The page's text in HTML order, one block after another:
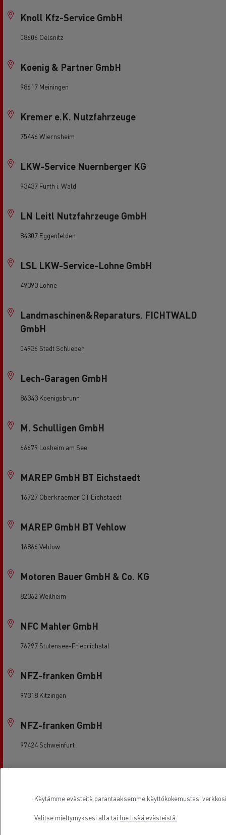
Knoll Kfz-Service GmbH
08606 Oelsnitz
Koenig & Partner GmbH
98617 Meiningen
Kremer e.K. Nutzfahrzeuge
75446 Wiernsheim
LKW-Service Nuernberger KG
93437 Furth i. Wald
LN Leitl Nutzfahrzeuge GmbH
84307 Eggenfelden
LSL LKW-Service-Lohne GmbH
49393 Lohne
Landmaschinen&Reparaturs. FICHTWALD
GmbH
04936 Stadt Schlieben
Lech-Garagen GmbH
86343 Koenigsbrunn
M. Schulligen GmbH
66679 Losheim am See
MAREP GmbH BT Eichstaedt
16727 Oberkraemer OT Eichstaedt
MAREP GmbH BT Vehlow
16866 Vehlow
Motoren Bauer GmbH & Co. KG
82362 Weilheim
NFC Mahler GmbH
76297 Stutensee-Friedrichstal
NFZ-franken GmbH
97318 Kitzingen
NFZ-franken GmbH
97424 Schweinfurt
66877 Ramstein-Miesenbach
NVG Nutzfahrzeugvertriebs GmbH
Käytämme evästeitä parantaaksemme käyttökokemustasi
Valitse mieltymyksesi alla tai lue lisää evästeistä.